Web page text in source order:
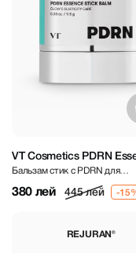
VT Cosmetics PDRN
Stick Balm 9,5 g
Бальзам стик с PDRN для
интенсивного увлажнения
380 лей 445 лей
REJURAN®